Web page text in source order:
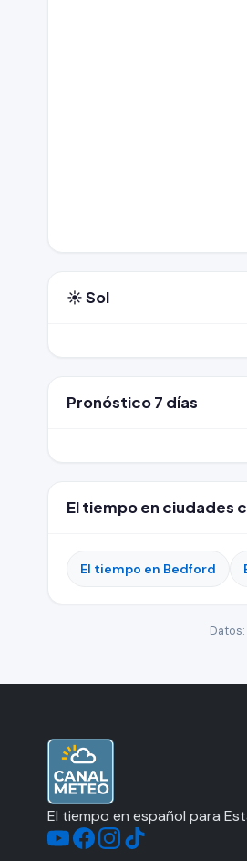
☀️ Sol
Pronóstico 7 días
El tiempo en ciudades
El tiempo en Bedford
Datos:
El tiempo en español para